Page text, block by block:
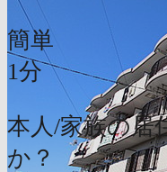
簡単
1分
本人/家族の居
か？